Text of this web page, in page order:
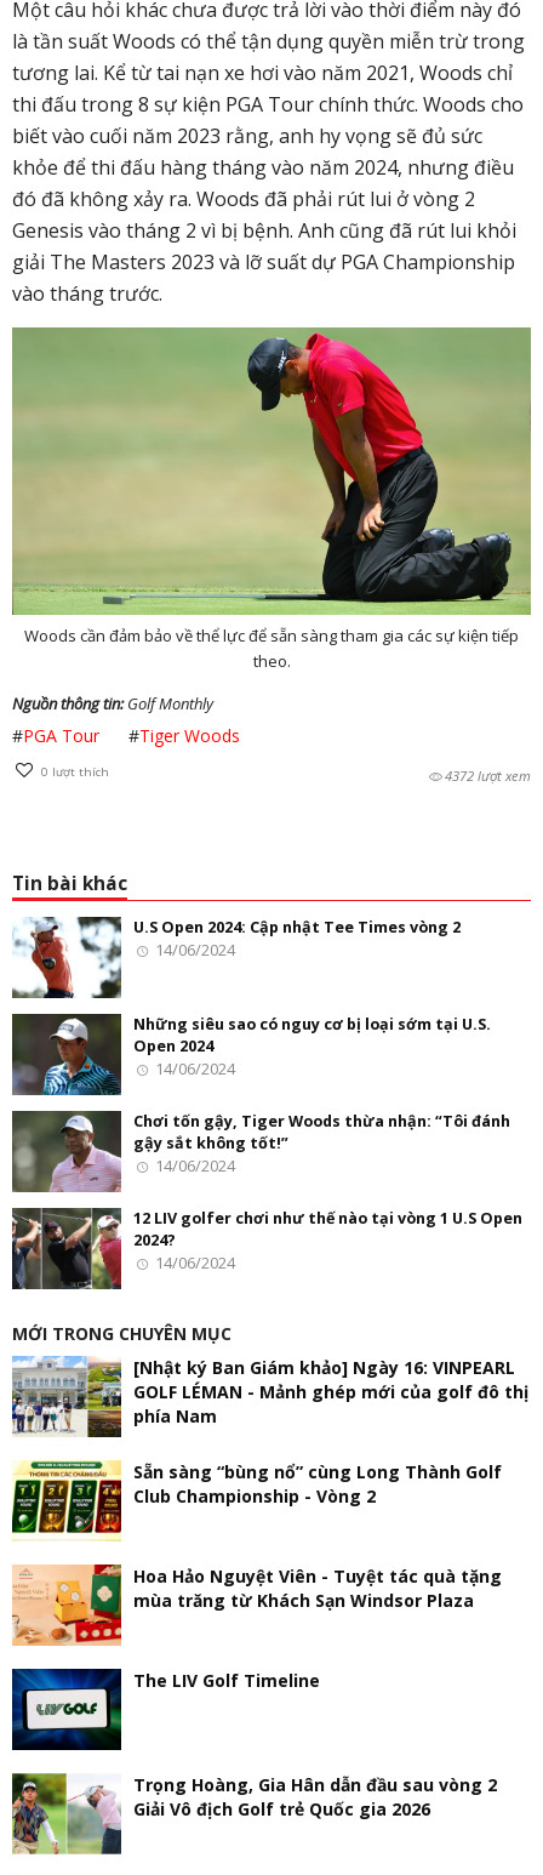
Một câu hỏi khác chưa được trả lời vào thời điểm này đó
là tần suất Woods có thể tận dụng quyền miễn trừ trong
tương lai. Kể từ tai nạn xe hơi vào năm 2021, Woods chỉ
thi đấu trong 8 sự kiện PGA Tour chính thức. Woods cho
biết vào cuối năm 2023 rằng, anh hy vọng sẽ đủ sức
khỏe để thi đấu hàng tháng vào năm 2024, nhưng điều
đó đã không xảy ra. Woods đã phải rút lui ở vòng 2
Genesis vào tháng 2 vì bị bệnh. Anh cũng đã rút lui khỏi
giải The Masters 2023 và lỡ suất dự PGA Championship
vào tháng trước.
Woods cần đảm bảo về thể lực để sẵn sàng tham gia các sự kiện tiếp
theo.
Nguồn thông tin:Golf Monthly
#PGA Tour #Tiger Woods
0 lượt thích 4372 lượt xem
Tin bài khác
U.S Open 2024: Cập nhật Tee Times vòng 2
14/06/2024
Những siêu sao có nguy cơ bị loại sớm tại U.S.
Open 2024
14/06/2024
Chơi tốn gậy, Tiger Woods thừa nhận: “Tôi đánh
gậy sắt không tốt!”
14/06/2024
12 LIV golfer chơi như thế nào tại vòng 1 U.S Open
2024?
14/06/2024
MỚI TRONG CHUYÊN MỤC
[Nhật ký Ban Giám khảo] Ngày 16: VINPEARL
GOLF LÉMAN - Mảnh ghép mới của golf đô thị
phía Nam
Sẵn sàng “bùng nổ” cùng Long Thành Golf
Club Championship - Vòng 2
Hoa Hảo Nguyệt Viên - Tuyệt tác quà tặng
mùa trăng từ Khách Sạn Windsor Plaza
The LIV Golf Timeline
Trọng Hoàng, Gia Hân dẫn đầu sau vòng 2
Giải Vô địch Golf trẻ Quốc gia 2026